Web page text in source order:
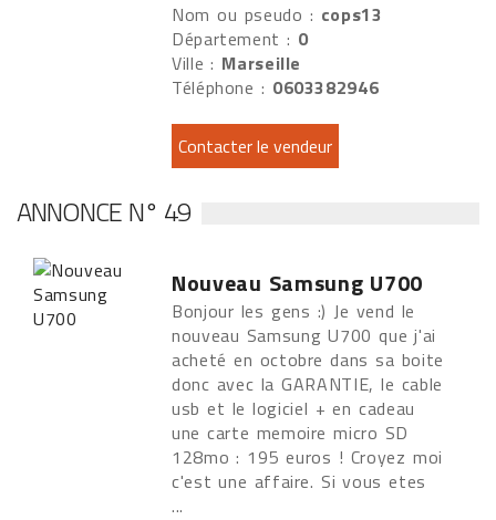
Nom ou pseudo : cops13
Département : 0
Ville : Marseille
Téléphone : 0603382946
ANNONCE N° 49
Nouveau Samsung U700
Bonjour les gens :) Je vend le
nouveau Samsung U700 que j'ai
acheté en octobre dans sa boite
donc avec la GARANTIE, le cable
usb et le logiciel + en cadeau
une carte memoire micro SD
128mo : 195 euros ! Croyez moi
c'est une affaire. Si vous etes
...